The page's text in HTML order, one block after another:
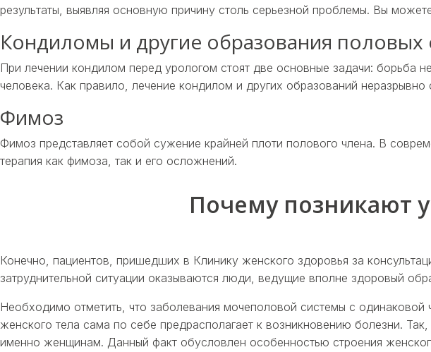
результаты, выявляя основную причину столь серьезной проблемы. Вы
Кондиломы и другие образования половых
При лечении кондилом перед урологом стоят две основные задачи: борьба
человека. Как правило, лечение кондилом и других образований
Фимоз
Фимоз представляет собой сужение крайней плоти полового члена. В
терапия как фимоза, так и его осложнений.
Почему позникают
Конечно, пациентов, пришедших в Клинику женского здоровья за
затруднительной ситуации оказываются люди, ведущие вполне здоровый
Необходимо отметить, что заболевания мочеполовой системы с
женского тела сама по себе предрасполагает к возникновению болезни.
именно женщинам. Данный факт обусловлен особенностью строения